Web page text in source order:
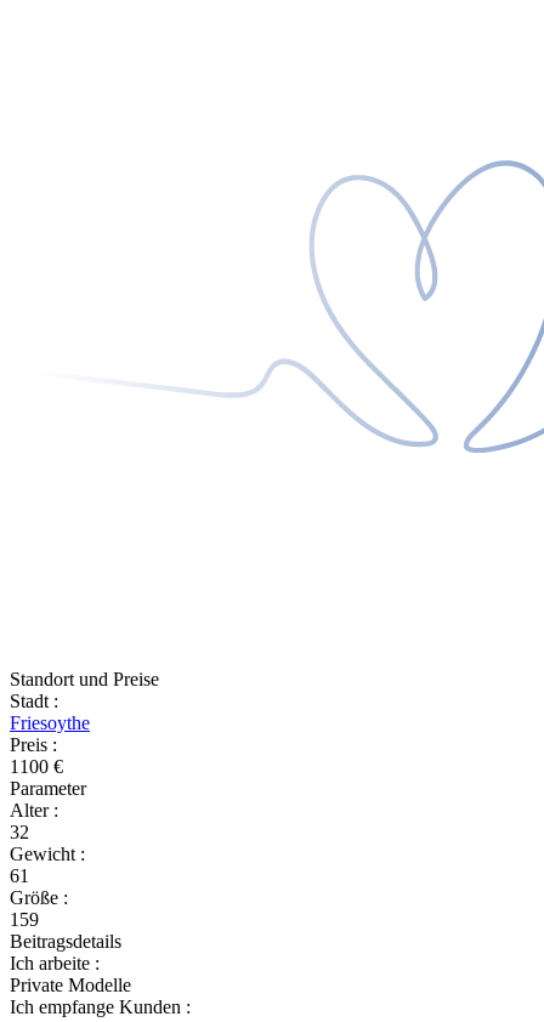
Standort und Preise
Stadt :
Friesoythe
Preis :
1100 €
Parameter
Alter :
32
Gewicht :
61
Größe :
159
Beitragsdetails
Ich arbeite :
Private Modelle
Ich empfange Kunden :